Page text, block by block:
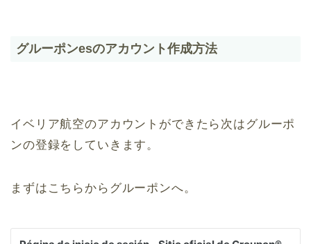
グルーポンesのアカウント作成方法
イベリア航空のアカウントができたら次はグルーポ
ンの登録をしていきます。
まずはこちらからグルーポンへ。